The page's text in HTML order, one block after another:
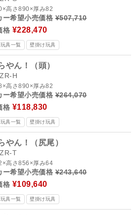
高さ890×厚み82
ー希望小売価格¥507,710
格 ¥228,470
具一覧 壁掛け玩具
やん！（頭）
H
高さ890×厚み82
ー希望小売価格¥264,070
格 ¥118,830
具一覧 壁掛け玩具
やん！（尻尾）
T
高さ856×厚み64
ー希望小売価格¥243,640
格 ¥109,640
具一覧 壁掛け玩具